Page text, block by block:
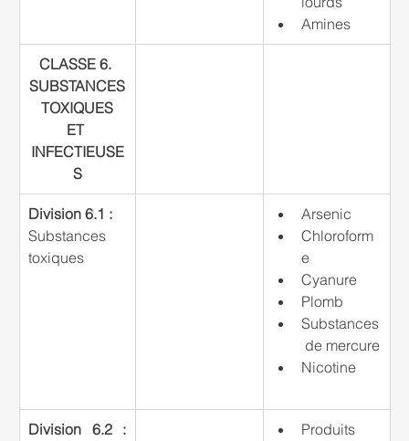
Amines
CLASSE 6.
SUBSTANCES
TOXIQUES
ET
INFECTIEUSE
S
Division 6.1 :
Substances
toxiques
Arsenic
Chloroform
e
Cyanure
Plomb
Substances
de mercure
Nicotine
Division 6.2 :
Produits